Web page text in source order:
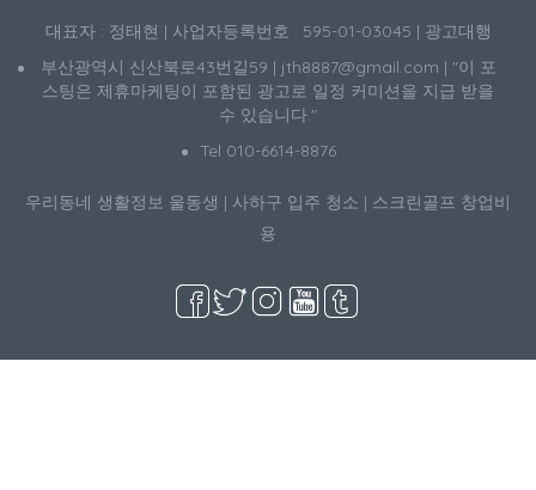
대표자 : 정태현 | 사업자등록번호 : 595-01-03045 | 광고대행
부산광역시 신산북로43번길59 | jth8887@gmail.com | "이 포
스팅은 제휴마케팅이 포함된 광고로 일정 커미션을 지급 받을
수 있습니다."
Tel 010-6614-8876
우리동네 생활정보 울동생 | 사하구 입주 청소 | 스크린골프 창업비
용